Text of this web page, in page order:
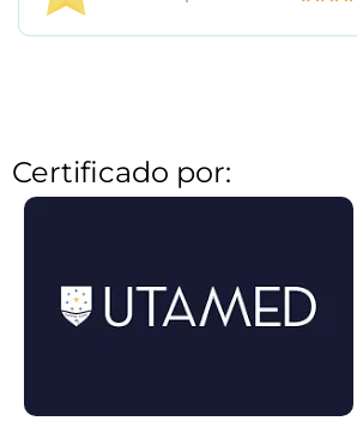
Certificado por: